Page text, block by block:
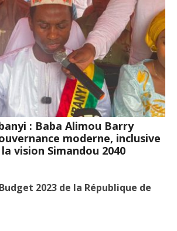
: Baba Alimou Barry
moderne, inclusive
vision Simandou 2040
2023 de la République de